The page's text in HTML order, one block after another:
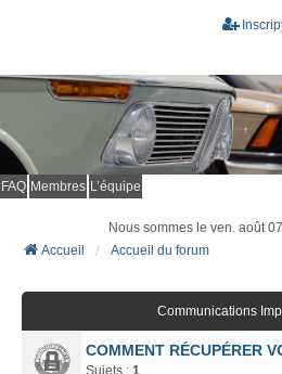
FAQ Membres L’équipe
Nous sommes le ven. août
Accueil
Accueil du forum
Communications
COMMENT RÉCUPÉRER
Sujets : 1